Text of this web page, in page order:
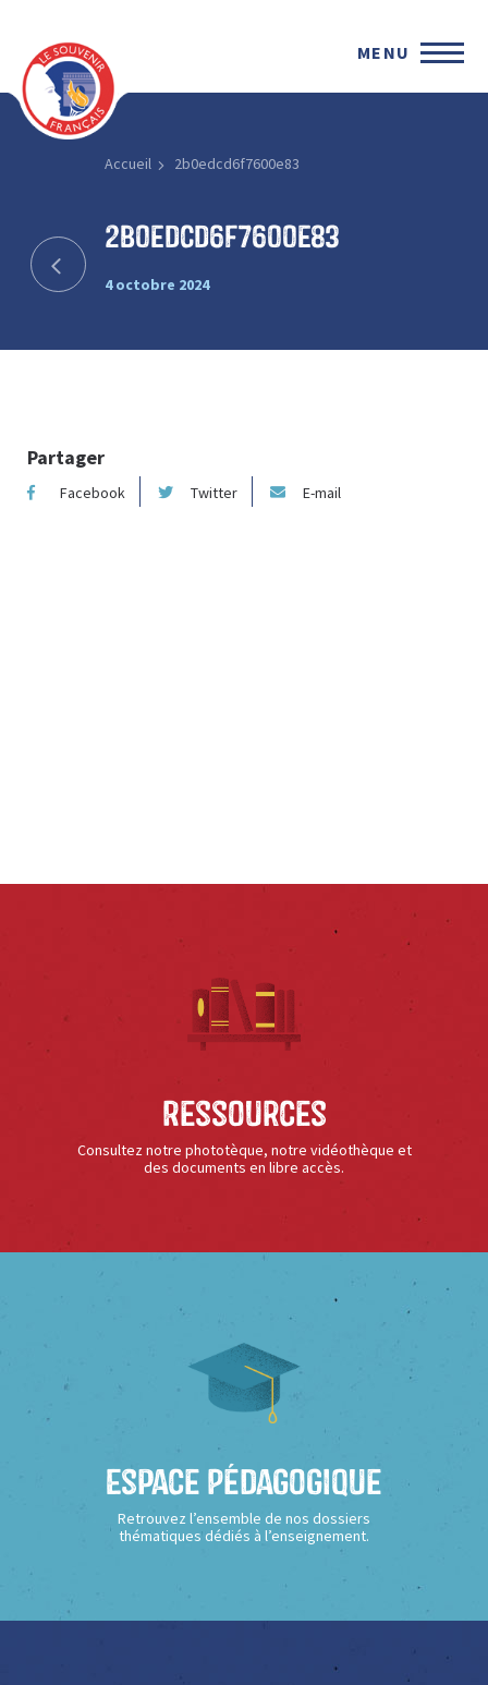
MENU
Accueil 2b0edcd6f7600e83
2b0edcd6f7600e83
4 octobre 2024
Partager
Facebook Twitter E-mail
Ressources
Consultez notre phototèque, notre vidéothèque et
des documents en libre accès.
Espace Pédagogique
Retrouvez l’ensemble de nos dossiers
thématiques dédiés à l’enseignement.